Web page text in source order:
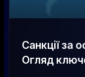
Санкції за
Огляд